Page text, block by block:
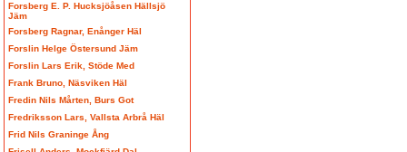
Forsberg E. P. Hucksjöåsen Hällsjö
Jäm
Forsberg Ragnar, Enånger Häl
Forslin Helge Östersund Jäm
Forslin Lars Erik, Stöde Med
Frank Bruno, Näsviken Häl
Fredin Nils Mårten, Burs Got
Fredriksson Lars, Vallsta Arbrå Häl
Frid Nils Graninge Ång